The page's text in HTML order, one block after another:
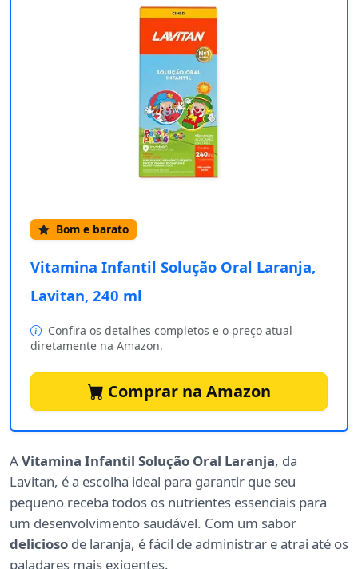
Bom e barato
Vitamina Infantil Solução Oral Laranja,
Lavitan, 240 ml
Confira os detalhes completos e o preço atual
diretamente na Amazon.
Comprar na Amazon
AVitamina Infantil Solução Oral Laranja, da
Lavitan, é a escolha ideal para garantir que seu
pequeno receba todos os nutrientes essenciais para
um desenvolvimento saudável. Com um sabor
delicioso de laranja, é fácil de administrar e atrai até os
paladares mais exigentes.